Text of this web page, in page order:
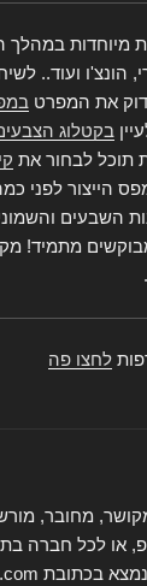
מיוחדות במהלך
הונצ'ו ועוד..
את המפרט
בקטלוג
תוכל לבחור את
הייצור לפני
השבעים
מתמיד!
לחצו פה
מחובר,
או לכל חברה